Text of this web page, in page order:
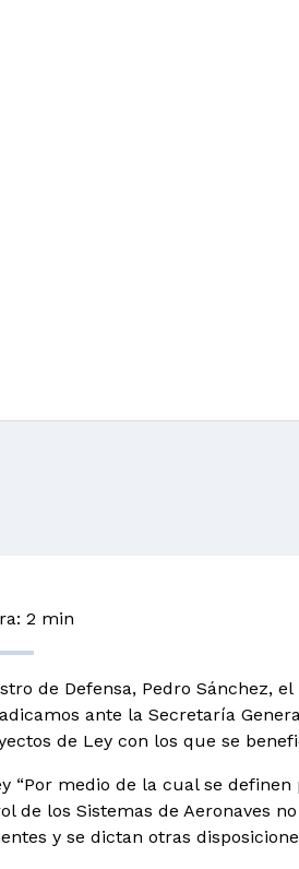
2 min
de Defensa, Pedro Sánchez,
ante la Secretaría
de Ley con los que se
“Por medio de la cual se
de los Sistemas de Aeronaves
y se dictan otras